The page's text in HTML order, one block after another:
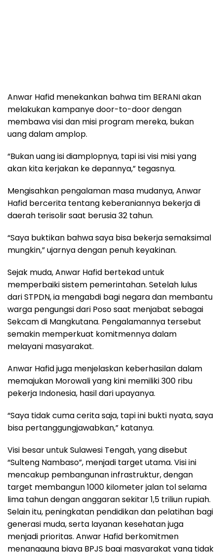
Anwar Hafid menekankan bahwa tim BERANI akan
melakukan kampanye door-to-door dengan
membawa visi dan misi program mereka, bukan
uang dalam amplop.
“Bukan uang isi diamplopnya, tapi isi visi misi yang
akan kita kerjakan ke depannya,” tegasnya.
Mengisahkan pengalaman masa mudanya, Anwar
Hafid bercerita tentang keberaniannya bekerja di
daerah terisolir saat berusia 32 tahun.
“Saya buktikan bahwa saya bisa bekerja semaksimal
mungkin,” ujarnya dengan penuh keyakinan.
Sejak muda, Anwar Hafid bertekad untuk
memperbaiki sistem pemerintahan. Setelah lulus
dari STPDN, ia mengabdi bagi negara dan membantu
warga pengungsi dari Poso saat menjabat sebagai
Sekcam di Mangkutana. Pengalamannya tersebut
semakin memperkuat komitmennya dalam
melayani masyarakat.
Anwar Hafid juga menjelaskan keberhasilan dalam
memajukan Morowali yang kini memiliki 300 ribu
pekerja Indonesia, hasil dari upayanya.
“Saya tidak cuma cerita saja, tapi ini bukti nyata, saya
bisa pertanggungjawabkan,” katanya.
Visi besar untuk Sulawesi Tengah, yang disebut
“Sulteng Nambaso”, menjadi target utama. Visi ini
mencakup pembangunan infrastruktur, dengan
target membangun 1000 kilometer jalan tol selama
lima tahun dengan anggaran sekitar 1,5 triliun rupiah.
Selain itu, peningkatan pendidikan dan pelatihan bagi
generasi muda, serta layanan kesehatan juga
menjadi prioritas. Anwar Hafid berkomitmen
menanggung biaya BPJS bagi masyarakat yang tidak